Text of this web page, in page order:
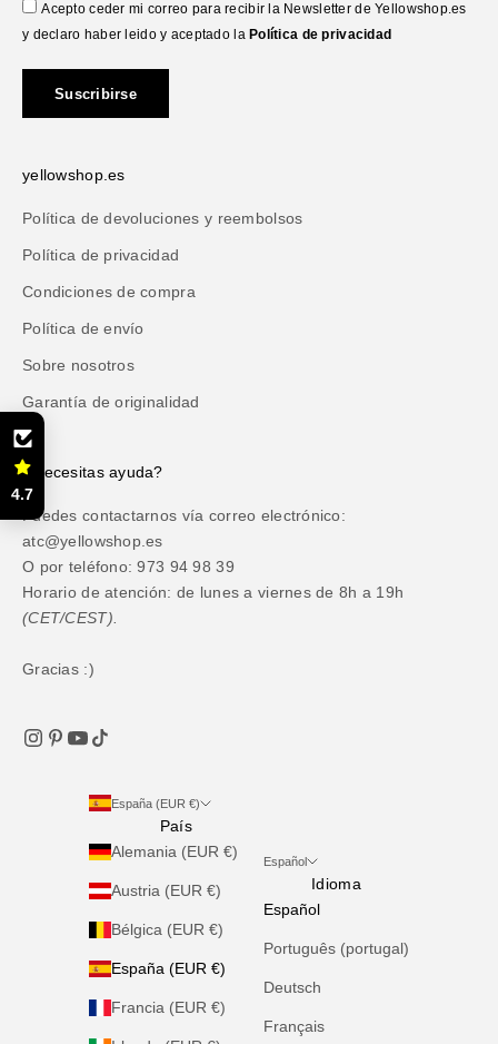
Acepto ceder mi correo para recibir la Newsletter de Yellowshop.es
y declaro haber leido y aceptado la Política de privacidad
Suscribirse
yellowshop.es
Política de devoluciones y reembolsos
Política de privacidad
Condiciones de compra
Política de envío
Sobre nosotros
Garantía de originalidad
¿Necesitas ayuda?
Puedes contactarnos vía correo electrónico:
atc@yellowshop.es
O por teléfono: 973 94 98 39
Horario de atención: de lunes a viernes de 8h a 19h
(CET/CEST).
Gracias :)
España (EUR €)
País
Alemania (EUR €)
Austria (EUR €)
Bélgica (EUR €)
España (EUR €)
Francia (EUR €)
Español
Idioma
Español
Português (portugal)
Deutsch
Français
4.7